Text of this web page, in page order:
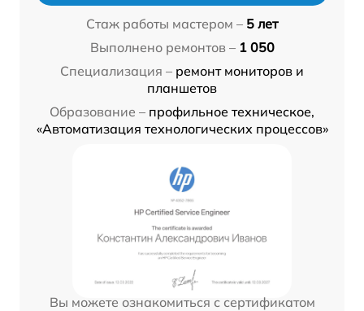
Стаж работы мастером – 5 лет
Выполнено ремонтов – 1 050
Специализация – ремонт мониторов и
планшетов
Образование – профильное техническое,
«Автоматизация технологических процессов»
Вы можете ознакомиться с сертификатом